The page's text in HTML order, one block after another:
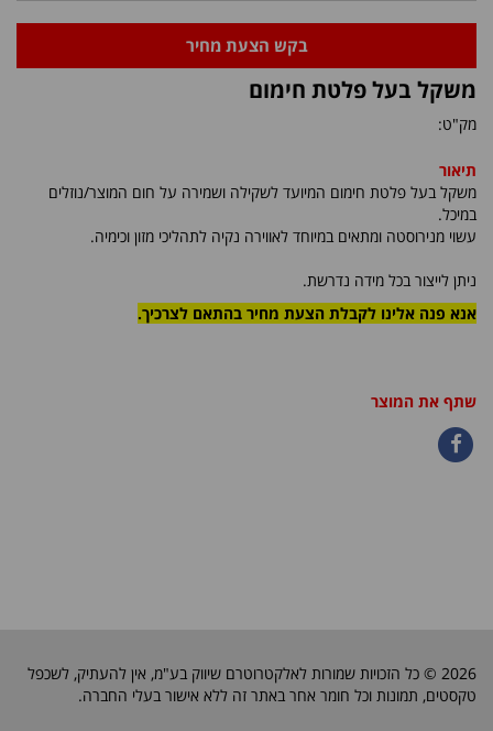
בקש הצעת מחיר
משקל בעל פלטת חימום
מק"ט:
תיאור
משקל בעל פלטת חימום המיועד לשקילה ושמירה על חום המוצר/נוזלים
במיכל.
עשוי מנירוסטה ומתאים במיוחד לאווירה נקיה לתהליכי מזון וכימיה.
ניתן לייצור בכל מידה נדרשת.
אנא פנה אלינו לקבלת הצעת מחיר בהתאם לצרכיך.
שתף את המוצר
2026 © כל הזכויות שמורות לאלקטרוטרם שיווק בע"מ, אין להעתיק, לשכפל
טקסטים, תמונות וכל חומר אחר באתר זה ללא אישור בעלי החברה.